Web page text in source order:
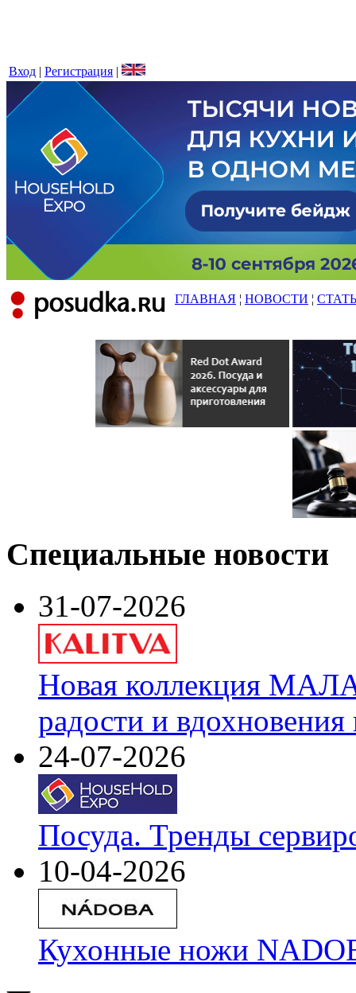
Вход | Регистрация |
ГЛАВНАЯ ¦ НОВОСТИ ¦
Специальные новости
31-07-2026
Новая коллекция
радости и
24-07-2026
Посуда. Тренды
10-04-2026
Кухонные ножи